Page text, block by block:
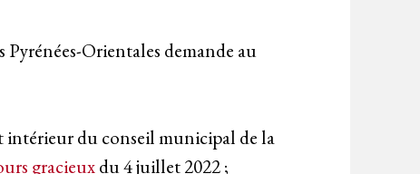
Orientales demande au
du conseil municipal de la
gracieuxdu 4 juillet 2022 ;